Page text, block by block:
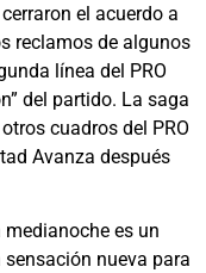
el acuerdo a
reclamos de algunos
línea del PRO
del partido. La saga
cuadros del PRO
Avanza después
es un
nueva para